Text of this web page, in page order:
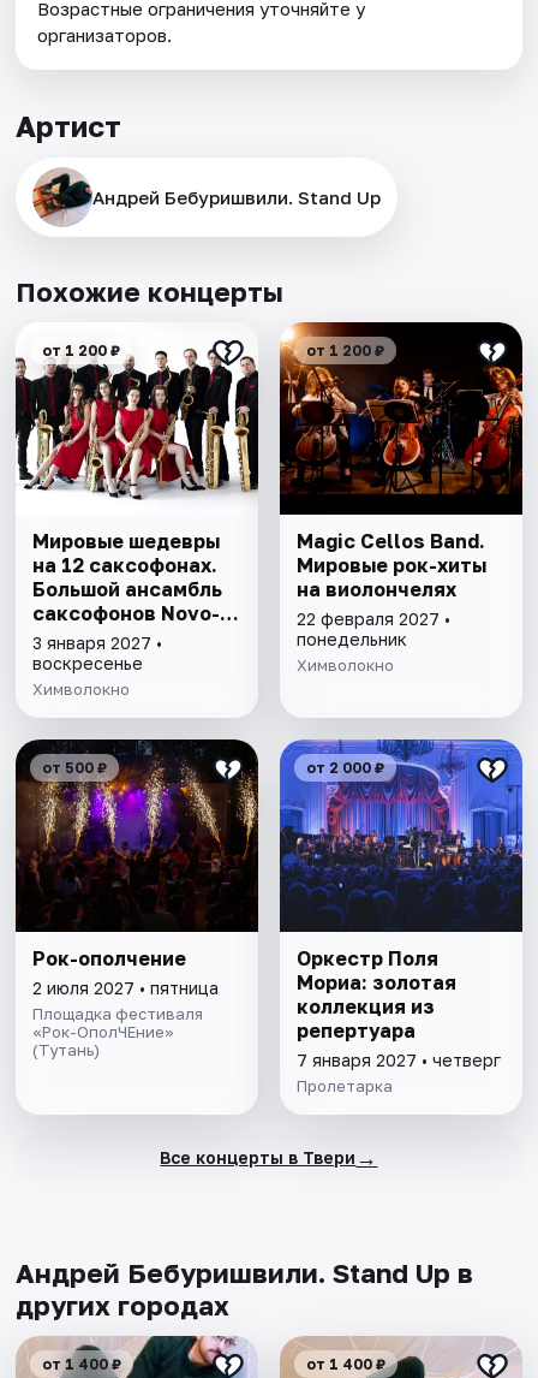
Возрастные ограничения уточняйте у
организаторов.
Артист
Андрей Бебуришвили. Stand Up
Похожие концерты
от 1 200 ₽
Мировые шедевры
на 12 саксофонах.
Большой ансамбль
саксофонов Novo-
12
3 января 2027 •
воскресенье
Химволокно
от 1 200 ₽
Magic Cellos Band.
Мировые рок-хиты
на виолончелях
22 февраля 2027 •
понедельник
Химволокно
от 500 ₽
Рок-ополчение
2 июля 2027 • пятница
Площадка фестиваля
«Рок-ОполЧЕние»
(Тутань)
от 2 000 ₽
Оркестр Поля
Мориа: золотая
коллекция из
репертуара
7 января 2027 • четверг
Пролетарка
Все концерты в Твери →
Андрей Бебуришвили. Stand Up в
других городах
от 1 400 ₽ от 1 400 ₽